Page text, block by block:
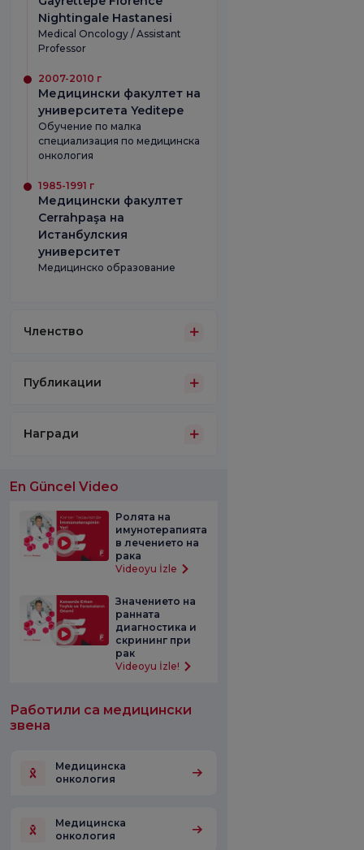
Nightingale Hastanesi
Medical Oncology / Assistant
Professor
2007-2010 г
Медицински факултет на
университета Yeditepe
Обучение по малка
специализация по медицинска
онкология
1985-1991 г
Медицински факултет
Cerrahpaşa на
Истанбулския
университет
Медицинско образование
Членство
Публикации
Награди
En Güncel Video
Ролята на
имунотерапията
в лечението на
рака
Videoyu İzle
Значението на
ранната
диагностика и
скрининг при
рак
Videoyu İzle!
Работили са медицински
звена
Медицинска
онкология
Медицинска
онкология